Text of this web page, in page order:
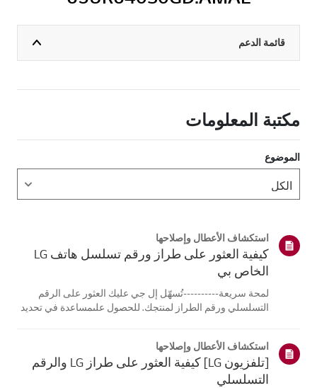
قائمة الدعم
مكتبة المعلومات
الموضوع
استكشاف الأعطال وإصلاحها
كيفية العثور على طراز ورقم تسلسل هاتف LG
الخاص بي
لمحة سريعة----------تُسهّل إل جي عليك العثور على الرقم
التسلسلي ورقم الطراز لمنتجك. للحصول علىمساعدة في تحديد
تختلف الصور أو ا...
استكشاف الأعطال وإصلاحها
[تلفزيون LG] كيفية العثور على طراز LG والرقم
التسلسلي